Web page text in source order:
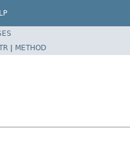
| METHOD